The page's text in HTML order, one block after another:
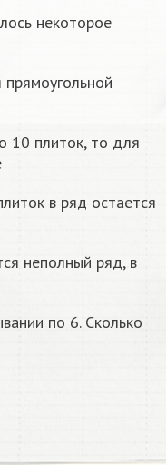
некоторое
10 плиток, то для
в ряд остается
неполный ряд, в
по 6. Сколько